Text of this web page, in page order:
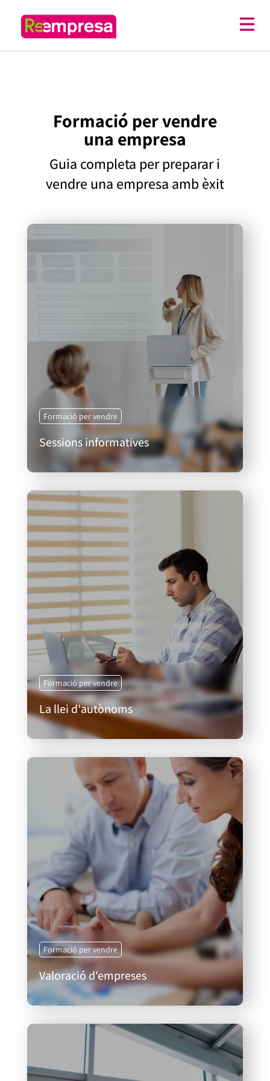
Formació per vendre
una empresa
Guia completa per preparar i
vendre una empresa amb èxit
Formació per vendre
Sessions informatives
Formació per vendre
La llei d'autònoms
Formació per vendre
Valoració d'empreses